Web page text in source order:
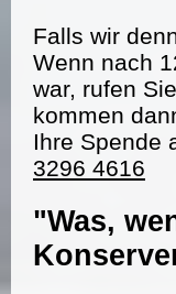
Falls wir
Wenn nach
war, rufen
kommen
Ihre Spende
3296 4616
"Was,